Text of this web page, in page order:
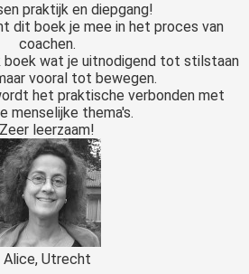
praktijk en diepgang!
dit boek je mee in het proces van
coachen.
boek wat je uitnodigend tot stilstaan
vooral tot bewegen.
het praktische verbonden met
menselijke thema's.
Zeer leerzaam!
Alice, Utrecht